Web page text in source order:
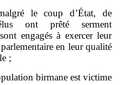
le coup d’État, de
ont prêté serment
engagés à exercer leur
en leur qualité
;
birmane est victime